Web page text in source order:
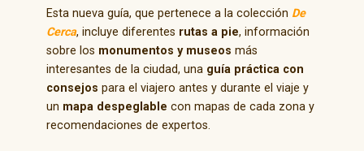
Esta nueva guía, que pertenece a la colección De
Cerca, incluye diferentes rutas a pie, información
sobre los monumentos y museos más
interesantes de la ciudad, una guía práctica con
consejos para el viajero antes y durante el viaje y
un mapa despeglable con mapas de cada zona y
recomendaciones de expertos.